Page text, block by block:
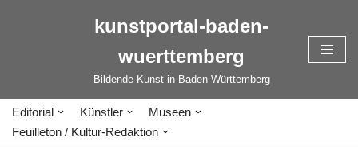
kunstportal-baden-
wuerttemberg
Bildende Kunst in Baden-Württemberg
Editorial Künstler
Museen
Feuilleton / Kultur-Redaktion